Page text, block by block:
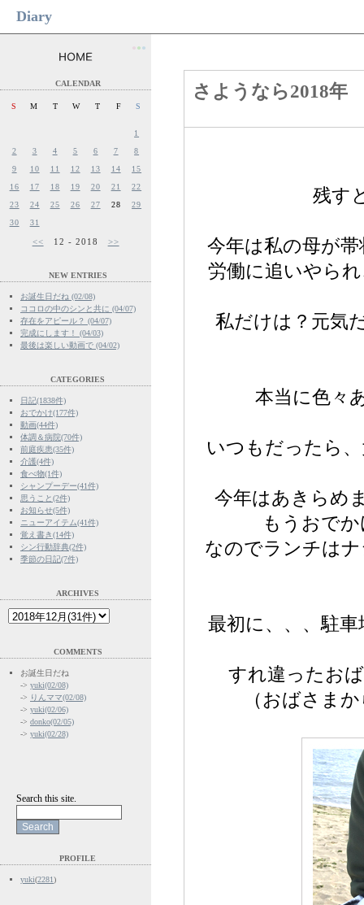
Diary
さようなら2018年
残す
今年は私の母が
労働に追いやら
私だけは？元気
本当に色々
いつもだったら
今年はあきらめ
もうおで
なのでランチは
最初に、、、駐
すれ違ったお
（おばさま
●●
CALENDAR
S M T W T F S
1
2
3 4 5 6 7
8
9
10 11 12 13 14
15
16
17 18 19 20 21
22
23
24 25 26 27 28
29
30
31
<< 12 - 2018 >>
NEW ENTRIES
お誕生日だね (02/08)
ココロの中のシンと共に (04/07)
存在をアピール？ (04/07)
完成にします！ (04/03)
最後は楽しい動画で (04/02)
CATEGORIES
日記(1838件)
おでかけ(177件)
動画(44件)
体調＆病院(70件)
前庭疾患(35件)
介護(4件)
食べ物(1件)
シャンプーデー(41件)
思うこと(2件)
お知らせ(5件)
ニューアイテム(41件)
覚え書き(14件)
シン行動辞典(2件)
季節の日記(7件)
ARCHIVES
COMMENTS
お誕生日だね
-> yuki(02/08)
-> りんママ(02/08)
-> yuki(02/06)
-> donko(02/05)
-> yuki(02/28)
Search this site.
PROFILE
yuki(2281)